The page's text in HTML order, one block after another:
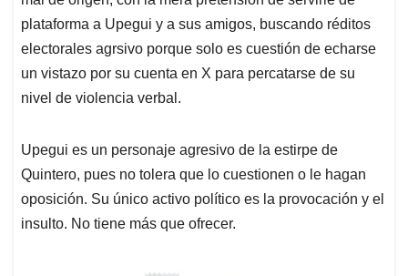
plataforma a Upegui y a sus amigos, buscando réditos
electorales agrsivo porque solo es cuestión de echarse
un vistazo por su cuenta en X para percatarse de su
nivel de violencia verbal.
Upegui es un personaje agresivo de la estirpe de
Quintero, pues no tolera que lo cuestionen o le hagan
oposición. Su único activo político es la provocación y el
insulto. No tiene más que ofrecer.